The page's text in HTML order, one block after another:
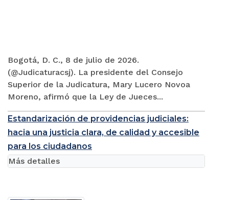
Bogotá, D. C., 8 de julio de 2026.
(@Judicaturacsj). La presidente del Consejo
Superior de la Judicatura, Mary Lucero Novoa
Moreno, afirmó que la Ley de Jueces...
Estandarización de providencias judiciales:
hacia una justicia clara, de calidad y accesible
para los ciudadanos
Más detalles